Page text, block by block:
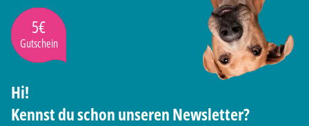
5€
Gutschein
Hi!
Kennst du schon unseren Newsletter?